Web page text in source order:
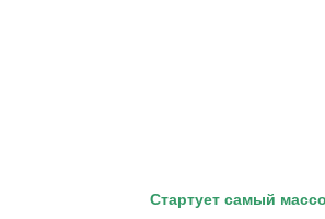
Стартует самый